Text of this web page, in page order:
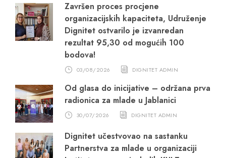
Završen proces procjene
organizacijskih kapaciteta, Udruženje
Dignitet ostvarilo je izvanredan
rezultat 95,30 od mogućih 100
bodova!
03/08/2026 DIGNITET ADMIN
Od glasa do inicijative – održana prva
radionica za mlade u Jablanici
30/07/2026 DIGNITET ADMIN
Dignitet učestvovao na sastanku
Partnerstva za mlade u organizaciji